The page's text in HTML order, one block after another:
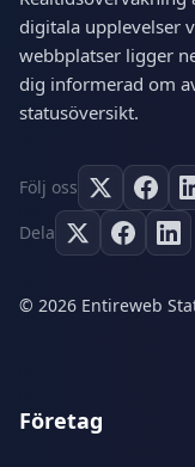
digitala upplevelser
webbplatser ligger
dig informerad om
statusöversikt.
Följ oss
Dela
© 2026 Entireweb
Företag